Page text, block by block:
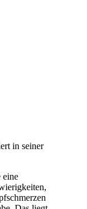
in seiner
eine